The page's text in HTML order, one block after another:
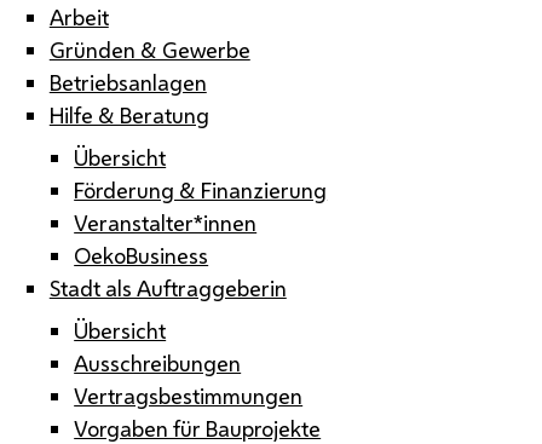
Arbeit
Gründen & Gewerbe
Betriebsanlagen
Hilfe & Beratung
Übersicht
Förderung & Finanzierung
Veranstalter*innen
OekoBusiness
Stadt als Auftraggeberin
Übersicht
Ausschreibungen
Vertragsbestimmungen
Vorgaben für Bauprojekte